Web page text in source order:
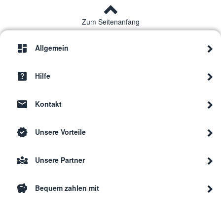
Siemens
Siemens
Zum Seitenanfang
Allgemein
Hilfe
Kontakt
Unsere Vorteile
Unsere Partner
Bequem zahlen mit